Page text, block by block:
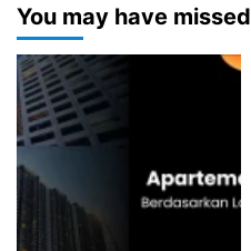
You may have missed